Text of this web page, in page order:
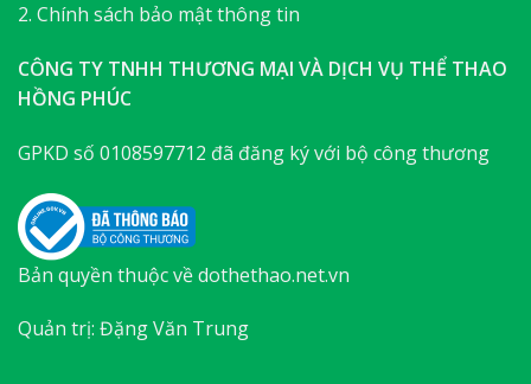
2. Chính sách bảo mật thông tin
CÔNG TY TNHH THƯƠNG MẠI VÀ DỊCH VỤ THỂ THAO
HỒNG PHÚC
GPKD số 0108597712 đã đăng ký với bộ công thương
Bản quyền thuộc về dothethao.net.vn
Quản trị: Đặng Văn Trung